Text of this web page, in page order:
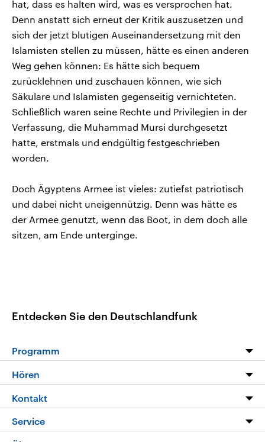
hat, dass es halten wird, was es versprochen hat.
Denn anstatt sich erneut der Kritik auszusetzen und
sich der jetzt blutigen Auseinandersetzung mit den
Islamisten stellen zu müssen, hätte es einen anderen
Weg gehen können: Es hätte sich bequem
zurücklehnen und zuschauen können, wie sich
Säkulare und Islamisten gegenseitig vernichteten.
Schließlich waren seine Rechte und Privilegien in der
Verfassung, die Muhammad Mursi durchgesetzt
hatte, erstmals und endgültig festgeschrieben
worden.
Doch Ägyptens Armee ist vieles: zutiefst patriotisch
und dabei nicht uneigennützig. Denn was hätte es
der Armee genutzt, wenn das Boot, in dem doch alle
sitzen, am Ende unterginge.
Entdecken Sie den Deutschlandfunk
Programm
Die Nachrichten
Nachrichtenleicht
Hören
Livestream
Podcasts
Kontakt
Hörerservice
Service